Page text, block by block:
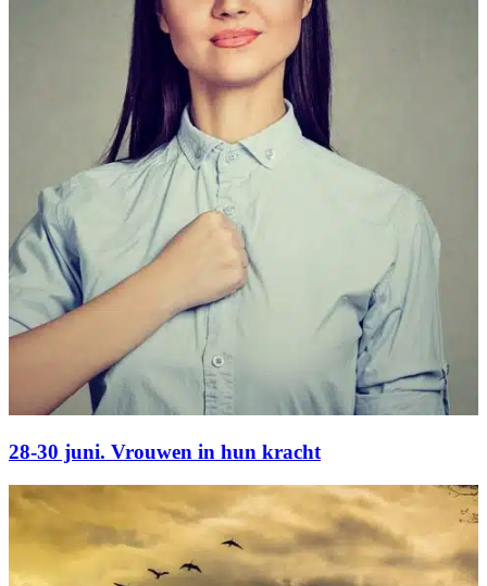
28-30 juni. Vrouwen in hun kracht